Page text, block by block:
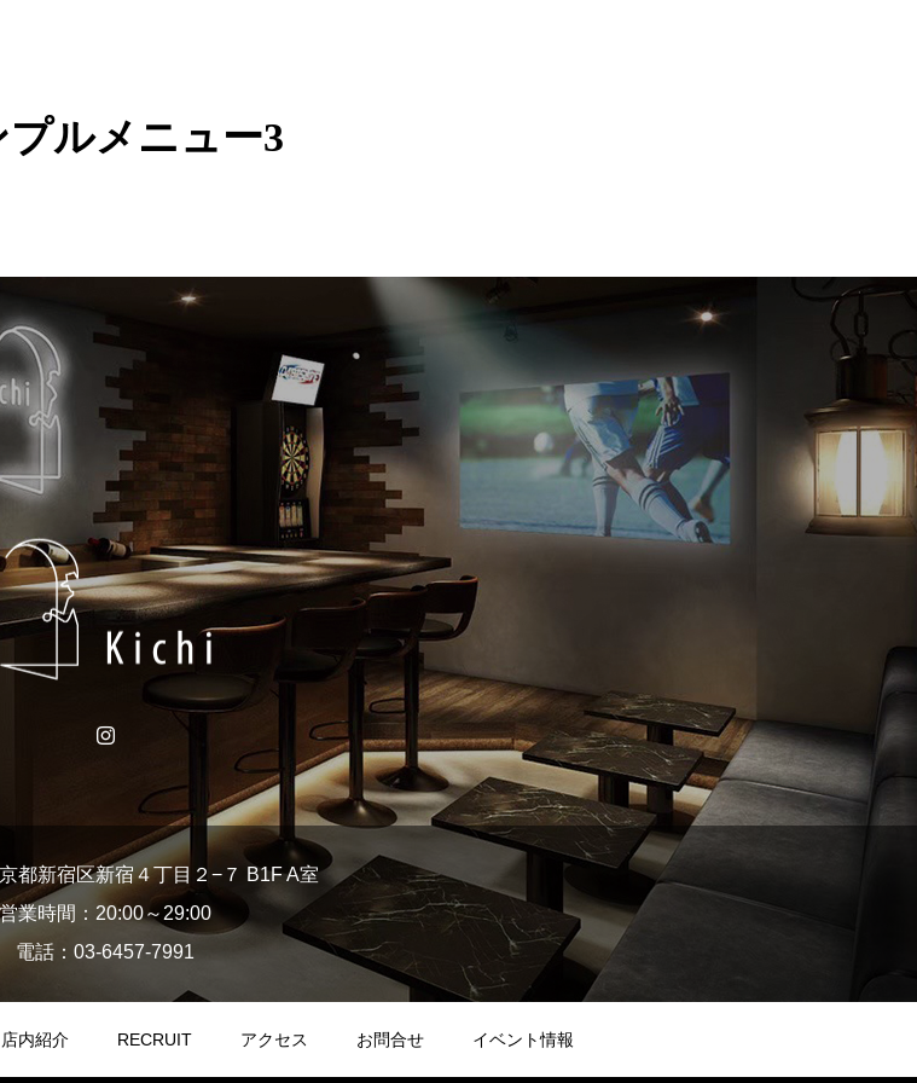
プルメニュー3
都新宿区新宿４丁目２−７ B1F A室
営業時間：20:00～29:00
電話：03-6457-7991
店内紹介 RECRUIT アクセス お問合せ イベント情報